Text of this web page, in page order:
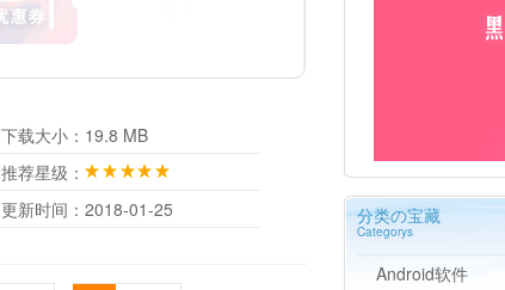
下载大小： 19.8 MB
推荐星级：
更新时间： 2018-01-25
分类の宝藏
Categorys
Android软件